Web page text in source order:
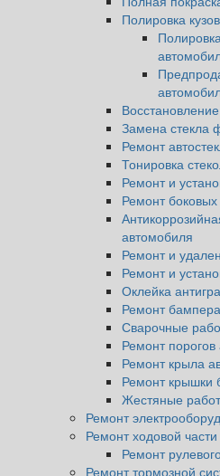
Полировка
Замена стекла
Ремонт
Тонировка
Ремонт и
Ремонт боковых
автомобиля
Ремонт и
Ремонт и
Оклейка
Ремонт бампера
Сварочные
Ремонт
Ремонт крыла
Ремонт крышки
Жестяные
Ремонт
Ремонт ходовой части
Ремонт
Ремонт тормозной